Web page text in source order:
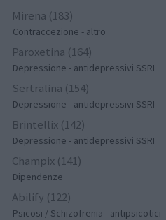
Mirena (183)
Contraccezione - altro
Paroxetina (164)
Depressione - antidepressivi SSRI
Sertralina (154)
Depressione - antidepressivi SSRI
Brintellix (142)
Depressione - antidepressivi SSRI
Champix (141)
Dipendenze
Abilify (122)
Psicosi / Schizofrenia - antipsicotici